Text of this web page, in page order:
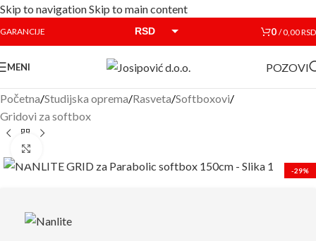
Skip to navigationSkip to main content
GARANCIJE RSD 0 /0,00RSD
MENI POZOVI
Početna/Studijska oprema/Rasveta/Softboxovi/
Gridovi za softbox
-29%